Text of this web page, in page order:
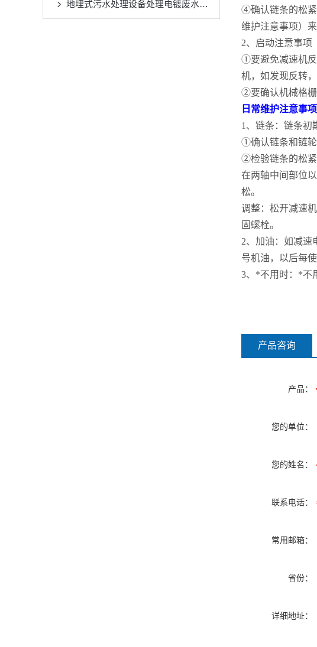
地埋式污水处理设备处理电镀废水的方法
④确认链条的松紧
维护注意事项）来
2、启动注意事项
①要避免减速机反
机，如发现反转
②要确认机械格栅
日常维护注意事项
1、链条：链条初
①确认链条和链轮
②检验链条的松紧
在两轴中间部位
松。
调整：松开减速
固螺栓。
2、加油：如减速
号机油，以后每
3、*不用时：*不
产品咨询
产品：
您的单位：
您的姓名：
联系电话：
常用邮箱：
省份：
详细地址：